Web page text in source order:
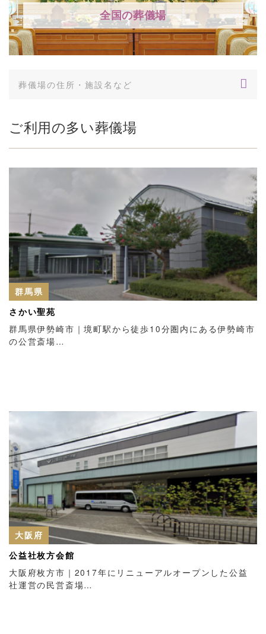
全国の葬儀場
ご利用の多い葬儀場
群馬県
さかい聖苑
群馬県伊勢崎市｜境町駅から徒歩10分圏内にある伊勢崎市
の公営斎場…
大阪府
公益社枚方会館
大阪府枚方市｜2017年にリニューアルオープンした公益
社運営の民営斎場…